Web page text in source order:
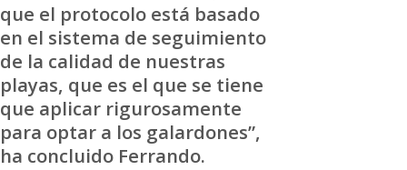
que el protocolo está basado
en el sistema de seguimiento
de la calidad de nuestras
playas, que es el que se tiene
que aplicar rigurosamente
para optar a los galardones”,
ha concluido Ferrando.